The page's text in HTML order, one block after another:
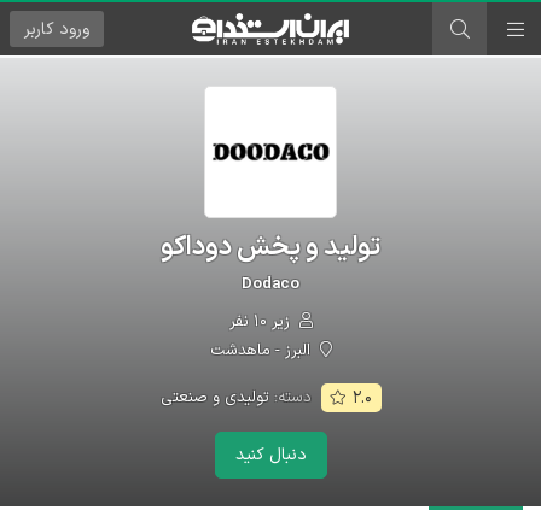
ورود کاربر
تولید و پخش دوداکو
Dodaco
زیر ۱۰ نفر
البرز - ماهدشت
۲.۰ دسته:تولیدی و صنعتی
دنبال کنید